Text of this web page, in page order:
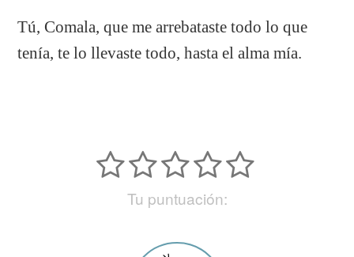
Tú, Comala, que me arrebataste todo lo que
tenía, te lo llevaste todo, hasta el alma mía.
Tu puntuación: